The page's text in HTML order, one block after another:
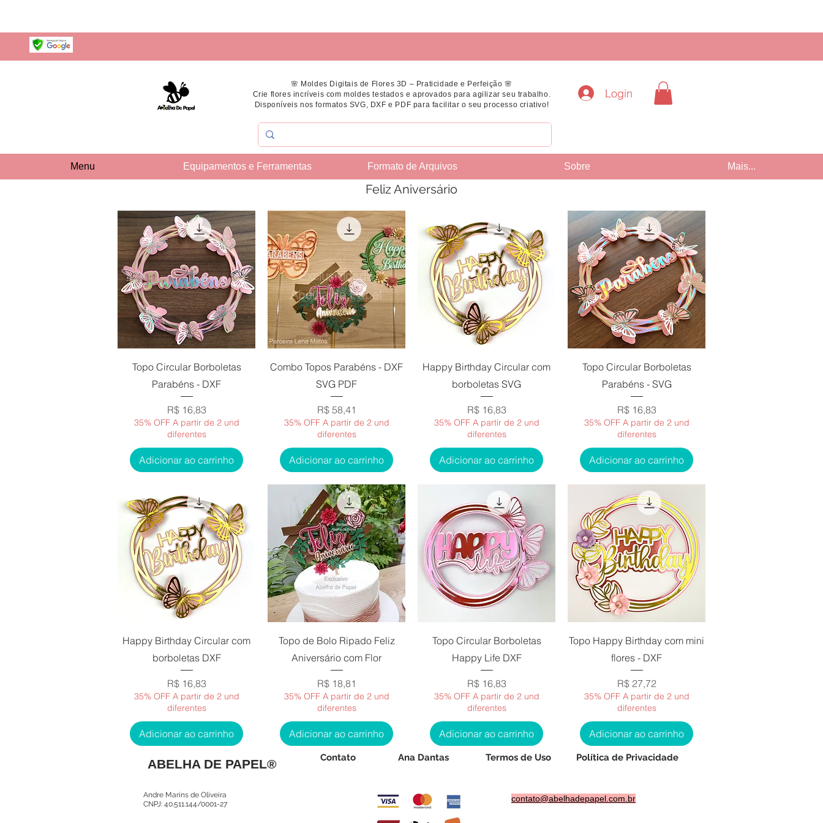
🌸 Moldes Digitais de Flores 3D – Praticidade e Perfeição 🌸
Crie flores incríveis com moldes testados e aprovados para agilizar seu trabalho.
Disponíveis nos formatos SVG, DXF e PDF para facilitar o seu processo criativo!
Login
Menu Equipamentos e Ferramentas Formato de Arquivos Sobre Mais...
Feliz Aniversário
Visualização rápida
Topo Circular Borboletas
Parabéns - DXF
Preço
R$ 16,83
35% OFF A partir de 2 und
diferentes
Adicionar ao carrinho
Visualização rápida
Combo Topos Parabéns - DXF
SVG PDF
Preço
R$ 58,41
35% OFF A partir de 2 und
diferentes
Adicionar ao carrinho
Visualização rápida
Happy Birthday Circular com
borboletas SVG
Preço
R$ 16,83
35% OFF A partir de 2 und
diferentes
Adicionar ao carrinho
Visualização rápida
Topo Circular Borboletas
Parabéns - SVG
Preço
R$ 16,83
35% OFF A partir de 2 und
diferentes
Adicionar ao carrinho
Visualização rápida
Happy Birthday Circular com
borboletas DXF
Preço
R$ 16,83
35% OFF A partir de 2 und
diferentes
Adicionar ao carrinho
Visualização rápida
Topo de Bolo Ripado Feliz
Aniversário com Flor
Preço
R$ 18,81
35% OFF A partir de 2 und
diferentes
Adicionar ao carrinho
Visualização rápida
Topo Circular Borboletas
Happy Life DXF
Preço
R$ 16,83
35% OFF A partir de 2 und
diferentes
Adicionar ao carrinho
Visualização rápida
Topo Happy Birthday com mini
flores - DXF
Preço
R$ 27,72
35% OFF A partir de 2 und
diferentes
Adicionar ao carrinho
ABELHA DE PAPEL® Contato
Andre Marins de Oliveira
CNPJ: 40.511.144/0001-27
Ana Dantas Termos de Uso Política de Privacidade
contato@abelhadepapel.com.br